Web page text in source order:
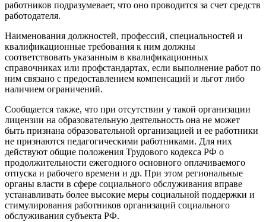
работников подразумевает, что оно проводится за счет средств
работодателя.
Наименования должностей, профессий, специальностей и
квалификационные требования к ним должны
соответствовать указанным в квалификационных
справочниках или профстандартах, если выполнение работ по
ним связано с предоставлением компенсаций и льгот либо
наличием ограничений.
Сообщается также, что при отсутствии у такой организации
лицензии на образовательную деятельность она не может
быть признана образовательной организацией и ее работники
не признаются педагогическими работниками. Для них
действуют общие положения Трудового кодекса РФ о
продолжительности ежегодного основного оплачиваемого
отпуска и рабочего времени и др. При этом региональные
органы власти в сфере социального обслуживания вправе
устанавливать более высокие меры социальной поддержки и
стимулирования работников организаций социального
обслуживания субъекта РФ.